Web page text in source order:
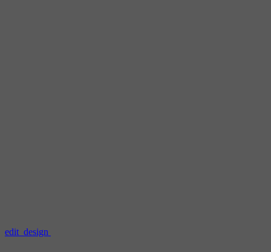
edit_design